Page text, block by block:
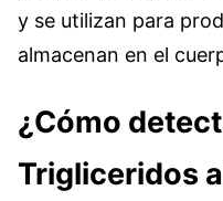
y se utilizan para
almacenan en el
¿Cómo
Trigliceridos